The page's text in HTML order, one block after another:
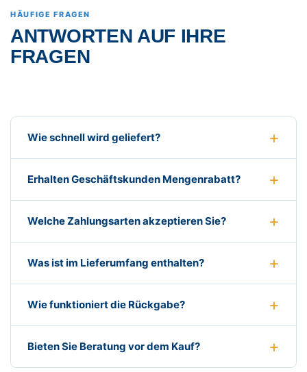
HÄUFIGE FRAGEN
ANTWORTEN AUF IHRE
FRAGEN
Wie schnell wird geliefert?
Erhalten Geschäftskunden Mengenrabatt?
Welche Zahlungsarten akzeptieren Sie?
Was ist im Lieferumfang enthalten?
Wie funktioniert die Rückgabe?
Bieten Sie Beratung vor dem Kauf?